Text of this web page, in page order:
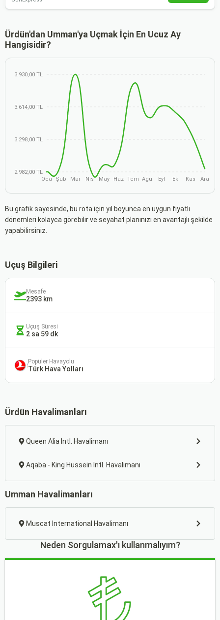
Ürdün'dan Umman'ya Uçmak İçin En Ucuz Ay
Hangisidir?
3.930,00 TL
3.614,00 TL
3.298,00 TL
2.982,00 TL
Oca
Şub Mar Nis May Haz Tem Ağu Eyl Eki Kas Ara
Bu grafik sayesinde, bu rota için yıl boyunca en uygun fiyatlı
dönemleri kolayca görebilir ve seyahat planınızı en avantajlı şekilde
yapabilirsiniz.
Uçuş Bilgileri
Mesafe
2393 km
Uçuş Süresi
2 sa 59 dk
Popüler Havayolu
Türk Hava Yolları
Ürdün Havalimanları
Queen Alia Intl. Havalimanı
Aqaba - King Hussein Intl. Havalimanı
Umman Havalimanları
Muscat International Havalimanı
Neden Sorgulamax'ı kullanmalıyım?